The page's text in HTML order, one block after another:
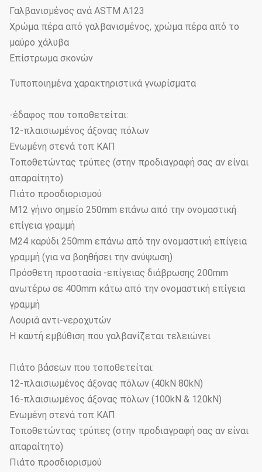
Γαλβανισμένος ανά ASTM A123
Χρώμα πέρα από γαλβανισμένος, χρώμα πέρα από το
μαύρο χάλυβα
Επίστρωμα σκονών
Τυποποιημένα χαρακτηριστικά γνωρίσματα
-έδαφος που τοποθετείται:
12-πλαισιωμένος άξονας πόλων
Ενωμένη στενά τοπ ΚΑΠ
Τοποθετώντας τρύπες (στην προδιαγραφή σας αν είναι
απαραίτητο)
Πιάτο προσδιορισμού
M12 γήινο σημείο 250mm επάνω από την ονομαστική
επίγεια γραμμή
M24 καρύδι 250mm επάνω από την ονομαστική επίγεια
γραμμή (για να βοηθήσει την ανύψωση)
Πρόσθετη προστασία -επίγειας διάβρωσης 200mm
ανωτέρω σε 400mm κάτω από την ονομαστική επίγεια
γραμμή
Λουριά αντι-νεροχυτών
Η καυτή εμβύθιση που γαλβανίζεται τελειώνει
Πιάτο βάσεων που τοποθετείται:
12-πλαισιωμένος άξονας πόλων (40kN 80kN)
16-πλαισιωμένος άξονας πόλων (100kN & 120kN)
Ενωμένη στενά τοπ ΚΑΠ
Τοποθετώντας τρύπες (στην προδιαγραφή σας αν είναι
απαραίτητο)
Πιάτο προσδιορισμού